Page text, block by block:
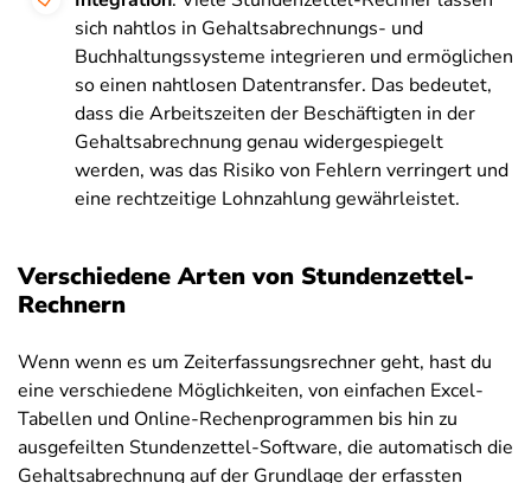
sich nahtlos in Gehaltsabrechnungs- und
Buchhaltungssysteme integrieren und ermöglichen
so einen nahtlosen Datentransfer. Das bedeutet,
dass die Arbeitszeiten der Beschäftigten in der
Gehaltsabrechnung genau widergespiegelt
werden, was das Risiko von Fehlern verringert und
eine rechtzeitige Lohnzahlung gewährleistet.
Verschiedene Arten von Stundenzettel-
Rechnern
Wenn wenn es um Zeiterfassungsrechner geht, hast du
eine verschiedene Möglichkeiten, von einfachen Excel-
Tabellen und Online-Rechenprogrammen bis hin zu
ausgefeilten Stundenzettel-Software, die automatisch die
Gehaltsabrechnung auf der Grundlage der erfassten